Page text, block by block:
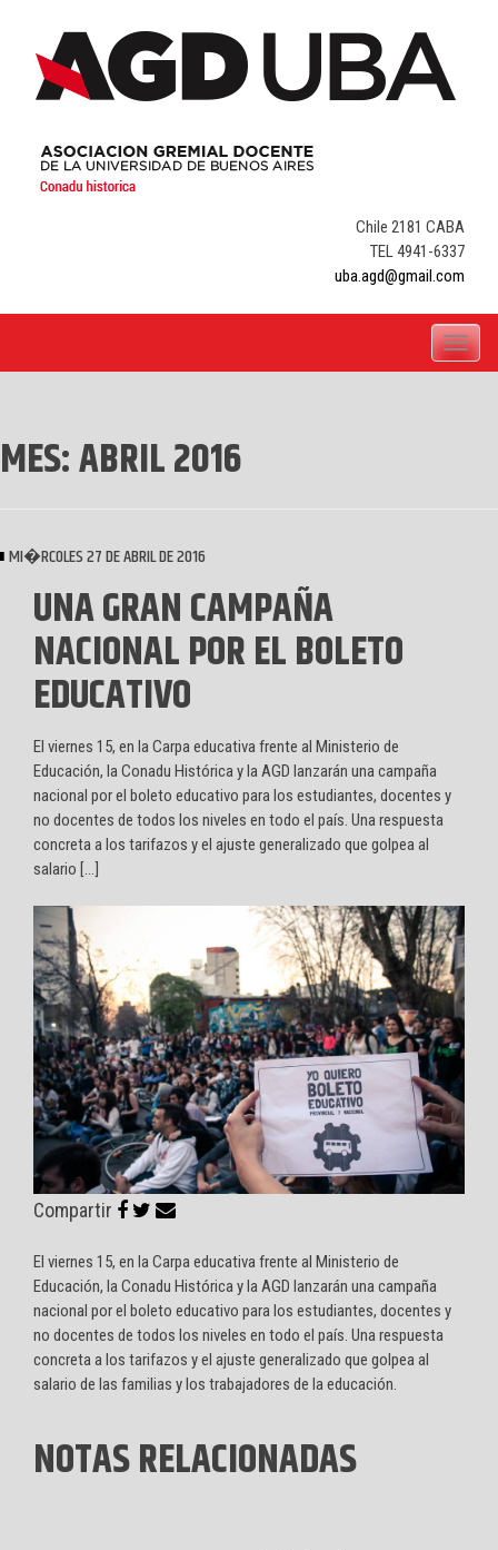
content
Chile 2181 CABA
TEL 4941-6337
uba.agd@gmail.com
Toggle
MES:ABRIL 2016
MI�RCOLES 27 DE ABRIL DE 2016
UNA GRAN CAMPAÑA
NACIONAL POR EL BOLETO
EDUCATIVO
El viernes 15, en la Carpa educativa frente al Ministerio de
Educación, la Conadu Histórica y la AGD lanzarán una campaña
nacional por el boleto educativo para los estudiantes, docentes y
no docentes de todos los niveles en todo el país. Una respuesta
concreta a los tarifazos y el ajuste generalizado que golpea al
salario […]
Compartir
El viernes 15, en la Carpa educativa frente al Ministerio de
Educación, la Conadu Histórica y la AGD lanzarán una campaña
nacional por el boleto educativo para los estudiantes, docentes y
no docentes de todos los niveles en todo el país. Una respuesta
concreta a los tarifazos y el ajuste generalizado que golpea al
salario de las familias y los trabajadores de la educación.
NOTAS RELACIONADAS